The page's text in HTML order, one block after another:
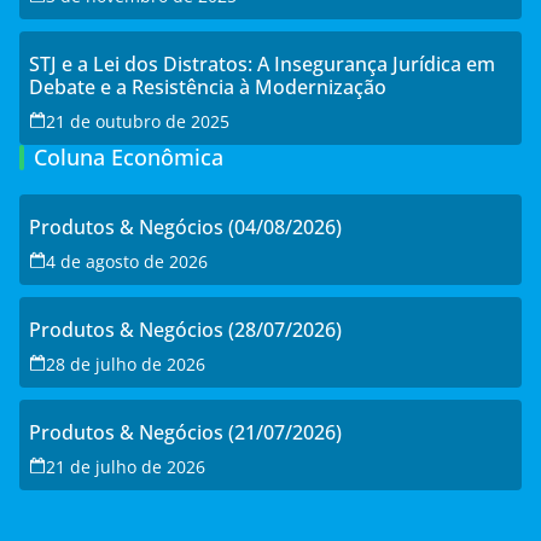
STJ e a Lei dos Distratos: A Insegurança Jurídica em
Debate e a Resistência à Modernização
21 de outubro de 2025
Coluna Econômica
Produtos & Negócios (04/08/2026)
4 de agosto de 2026
Produtos & Negócios (28/07/2026)
28 de julho de 2026
Produtos & Negócios (21/07/2026)
21 de julho de 2026